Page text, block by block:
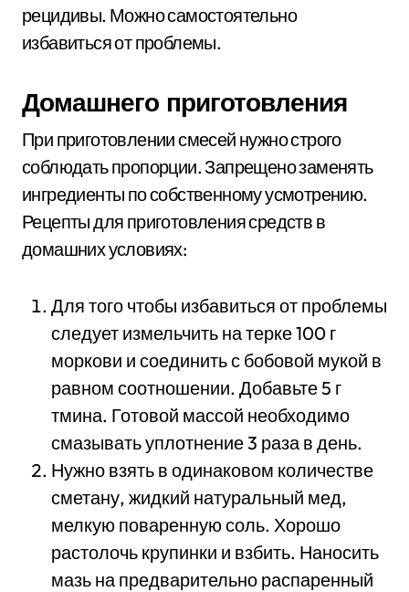
рецидивы. Можно самостоятельно
избавиться от проблемы.
Домашнего приготовления
При приготовлении смесей нужно строго
соблюдать пропорции. Запрещено заменять
ингредиенты по собственному усмотрению.
Рецепты для приготовления средств в
домашних условиях:
Для того чтобы избавиться от проблемы
следует измельчить на терке 100 г
моркови и соединить с бобовой мукой в
равном соотношении. Добавьте 5 г
тмина. Готовой массой необходимо
смазывать уплотнение 3 раза в день.
Нужно взять в одинаковом количестве
сметану, жидкий натуральный мед,
мелкую поваренную соль. Хорошо
растолочь крупинки и взбить. Наносить
мазь на предварительно распаренный